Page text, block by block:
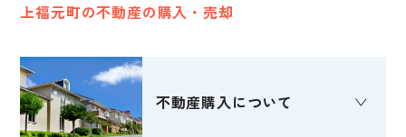
上福元町の不動産の購入・売却
不動産購入について